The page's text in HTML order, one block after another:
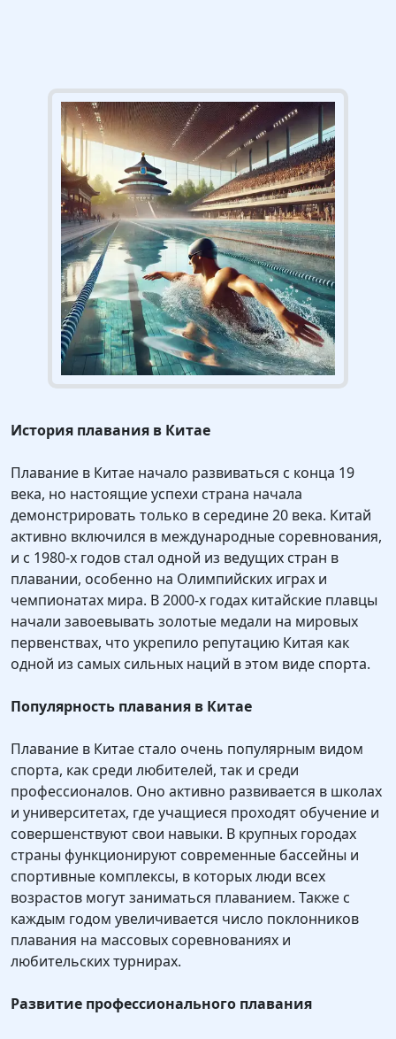
История плавания в Китае
Плавание в Китае начало развиваться с конца 19
века, но настоящие успехи страна начала
демонстрировать только в середине 20 века. Китай
активно включился в международные соревнования,
и с 1980-х годов стал одной из ведущих стран в
плавании, особенно на Олимпийских играх и
чемпионатах мира. В 2000-х годах китайские плавцы
начали завоевывать золотые медали на мировых
первенствах, что укрепило репутацию Китая как
одной из самых сильных наций в этом виде спорта.
Популярность плавания в Китае
Плавание в Китае стало очень популярным видом
спорта, как среди любителей, так и среди
профессионалов. Оно активно развивается в школах
и университетах, где учащиеся проходят обучение и
совершенствуют свои навыки. В крупных городах
страны функционируют современные бассейны и
спортивные комплексы, в которых люди всех
возрастов могут заниматься плаванием. Также с
каждым годом увеличивается число поклонников
плавания на массовых соревнованиях и
любительских турнирах.
Развитие профессионального плавания